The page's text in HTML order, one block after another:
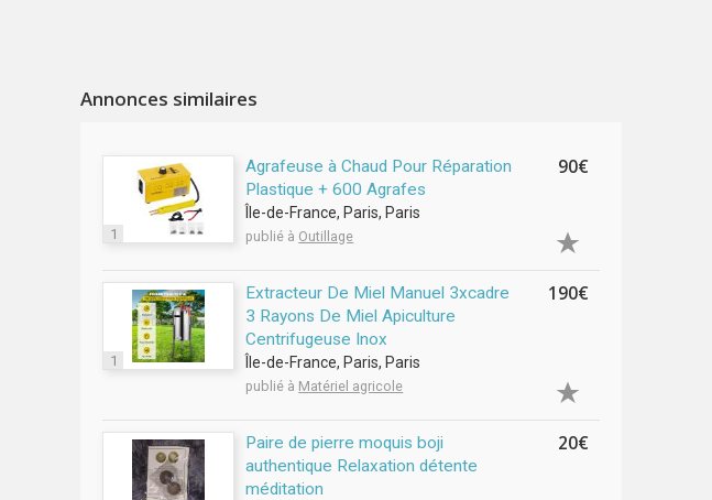
Annonces similaires
1
Agrafeuse à Chaud Pour Réparation
Plastique + 600 Agrafes
Île-de-France, Paris, Paris
publié à Outillage
90€
1
Extracteur De Miel Manuel 3xcadre
3 Rayons De Miel Apiculture
Centrifugeuse Inox
Île-de-France, Paris, Paris
publié à Matériel agricole
190€
Paire de pierre moquis boji
authentique Relaxation détente
méditation
20€